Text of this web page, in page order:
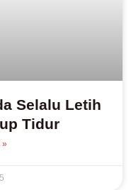
Selalu Letih
Tidur
»